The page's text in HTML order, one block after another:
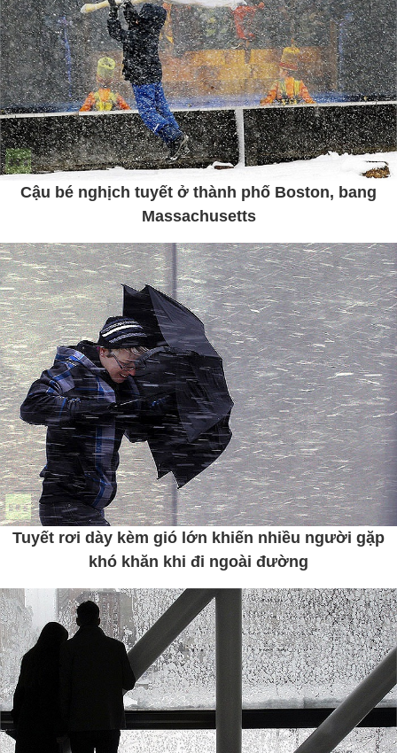
Cậu bé nghịch tuyết ở thành phố Boston, bang
Massachusetts
Tuyết rơi dày kèm gió lớn khiến nhiều người gặp
khó khăn khi đi ngoài đường